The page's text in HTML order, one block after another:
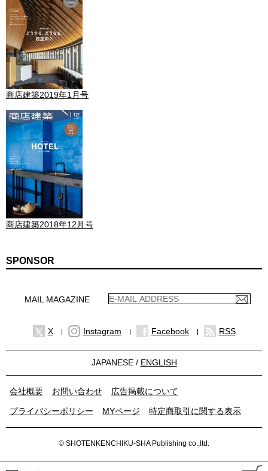
商店建築2019年1月号
商店建築2018年12月号
SPONSOR
MAIL MAGAZINE
X Instagram Facebook RSS
JAPANESE / ENGLISH
会社概要 お問い合わせ 広告掲載について
プライバシーポリシー MYページ 特定商取引に関する表示
© SHOTENKENCHIKU-SHA Publishing co.,ltd.